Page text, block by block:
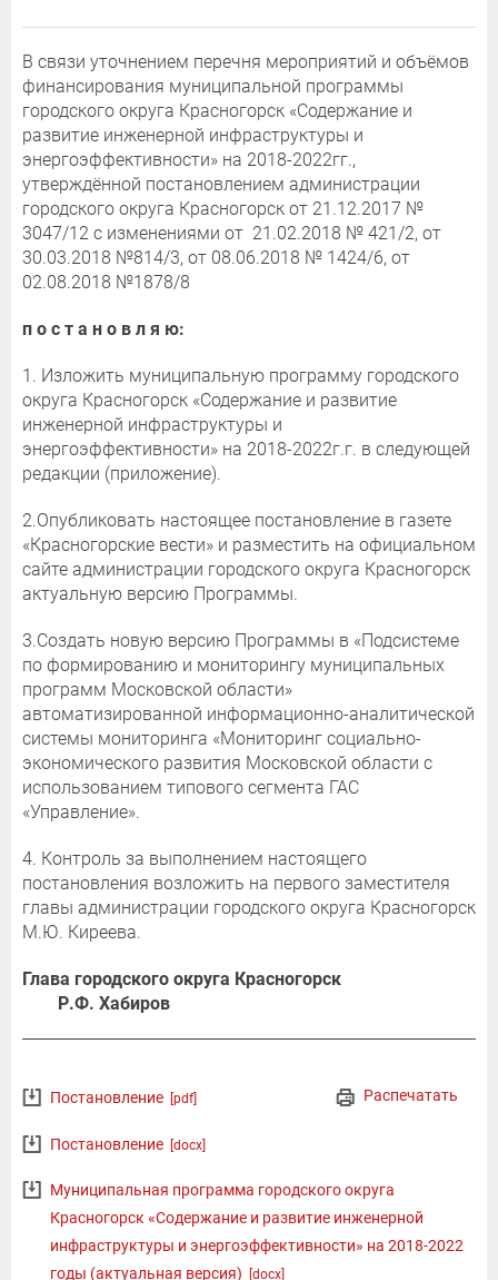
В связи уточнением перечня мероприятий и объёмов
финансирования муниципальной программы
городского округа Красногорск «Содержание и
развитие инженерной инфраструктуры и
энергоэффективности» на 2018-2022гг.,
утверждённой постановлением администрации
городского округа Красногорск от 21.12.2017 №
3047/12 с изменениями от 21.02.2018 № 421/2, от
30.03.2018 №814/3, от 08.06.2018 № 1424/6, от
02.08.2018 №1878/8
п о с т а н о в л я ю:
1. Изложить муниципальную программу городского
округа Красногорск «Содержание и развитие
инженерной инфраструктуры и
энергоэффективности» на 2018-2022г.г. в следующей
редакции (приложение).
2.Опубликовать настоящее постановление в газете
«Красногорские вести» и разместить на официальном
сайте администрации городского округа Красногорск
актуальную версию Программы.
3.Создать новую версию Программы в «Подсистеме
по формированию и мониторингу муниципальных
программ Московской области»
автоматизированной информационно-аналитической
системы мониторинга «Мониторинг социально-
экономического развития Московской области с
использованием типового сегмента ГАС
«Управление».
4. Контроль за выполнением настоящего
постановления возложить на первого заместителя
главы администрации городского округа Красногорск
М.Ю. Киреева.
Глава городского округа Красногорск
Р.Ф. Хабиров
Распечатать
Постановление [pdf]
Постановление [docx]
Муниципальная программа городского округа
Красногорск «Содержание и развитие инженерной
инфраструктуры и энергоэффективности» на 2018-2022
годы (актуальная версия)
[docx]